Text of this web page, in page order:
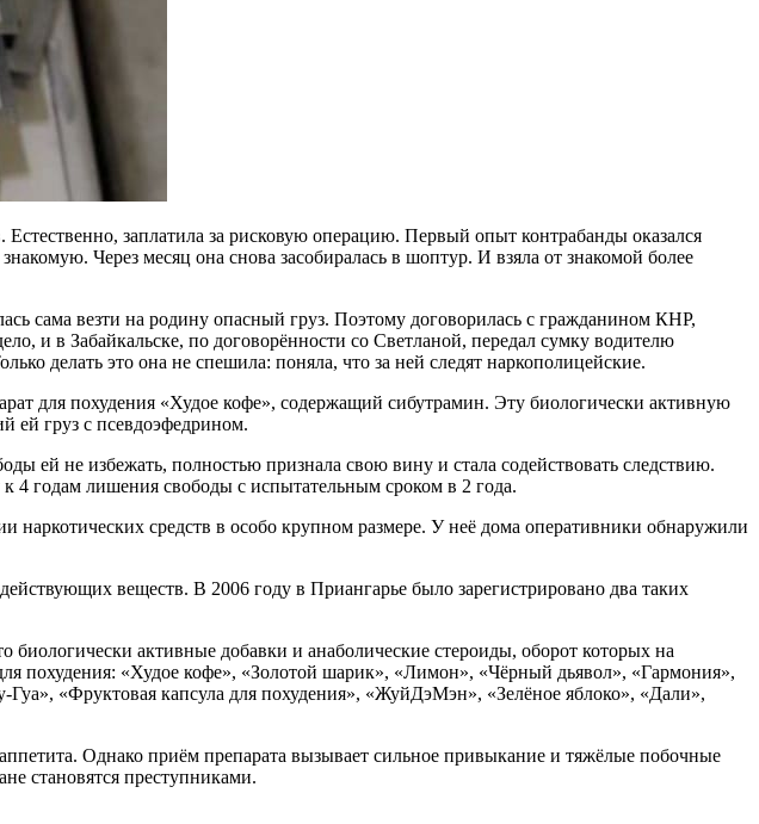
заплатила за рисковую операцию. Первый опыт контрабанды оказался
Через месяц она снова засобиралась в шоптур. И взяла от знакомой более
сама везти на родину опасный груз. Поэтому договорилась с гражданином КНР,
и в Забайкальске, по договорённости со Светланой, передал сумку водителю
делать это она не спешила: поняла, что за ней следят наркополицейские.
для похудения «Худое кофе», содержащий сибутрамин. Эту биологически активную
ей груз с псевдоэфедрином.
ей не избежать, полностью признала свою вину и стала содействовать следствию.
4 годам лишения свободы с испытательным сроком в 2 года.
средств в особо крупном размере. У неё дома оперативники обнаружили
веществ. В 2006 году в Приангарье было зарегистрировано два таких
активные добавки и анаболические стероиды, оборот которых на
похудения: «Худое кофе», «Золотой шарик», «Лимон», «Чёрный дьявол», «Гармония»,
«Фруктовая капсула для похудения», «ЖуйДэМэн», «Зелёное яблоко», «Дали»,
Однако приём препарата вызывает сильное привыкание и тяжёлые побочные
становятся преступниками.